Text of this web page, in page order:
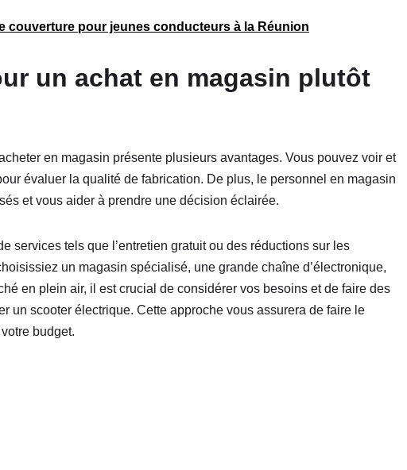
couverture pour jeunes conducteurs à la Réunion
un achat en magasin plutôt
en magasin présente plusieurs avantages. Vous pouvez voir et
évaluer la qualité de fabrication. De plus, le personnel en magasin
et vous aider à prendre une décision éclairée.
services tels que l’entretien gratuit ou des réductions sur les
un magasin spécialisé, une grande chaîne d’électronique,
en plein air, il est crucial de considérer vos besoins et de faire des
un scooter électrique. Cette approche vous assurera de faire le
budget.